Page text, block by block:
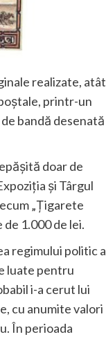
realizate, atât
printr-un
bandă desenată
doar de
și Târgul
„Țigarete
1.000 de lei.
regimului politic a
luate pentru
i-a cerut lui
cu anumite valori
În perioada